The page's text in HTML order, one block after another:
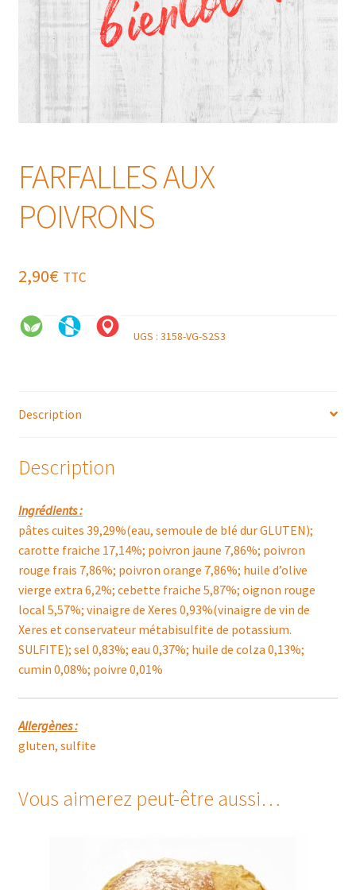
FARFALLES AUX
POIVRONS
2,90€ TTC
UGS : 3158-VG-S2S3
Description
Description
Ingrédients :
pâtes cuites 39,29%(eau, semoule de blé dur GLUTEN);
carotte fraiche 17,14%; poivron jaune 7,86%; poivron
rouge frais 7,86%; poivron orange 7,86%; huile d’olive
vierge extra 6,2%; cebette fraiche 5,87%; oignon rouge
local 5,57%; vinaigre de Xeres 0,93%(vinaigre de vin de
Xeres et conservateur métabisulfite de potassium.
SULFITE); sel 0,83%; eau 0,37%; huile de colza 0,13%;
cumin 0,08%; poivre 0,01%
Allergènes :
gluten, sulfite
Vous aimerez peut-être aussi…